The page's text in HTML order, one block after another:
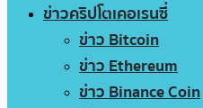
ข่าวคริปโตเคอเรนซี่
ข่าว Bitcoin
ข่าว Ethereum
ข่าว Binance Coin